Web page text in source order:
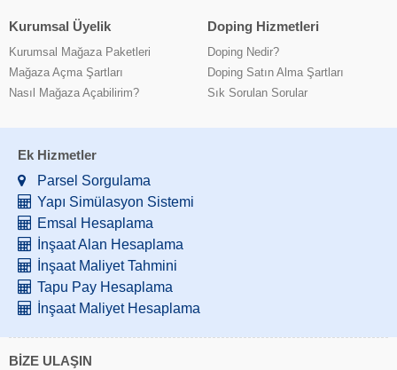
Kurumsal Üyelik
Kurumsal Mağaza Paketleri
Mağaza Açma Şartları
Nasıl Mağaza Açabilirim?
Doping Hizmetleri
Doping Nedir?
Doping Satın Alma Şartları
Sık Sorulan Sorular
Ek Hizmetler
Parsel Sorgulama
Yapı Simülasyon Sistemi
Emsal Hesaplama
İnşaat Alan Hesaplama
İnşaat Maliyet Tahmini
Tapu Pay Hesaplama
İnşaat Maliyet Hesaplama
BİZE ULAŞIN